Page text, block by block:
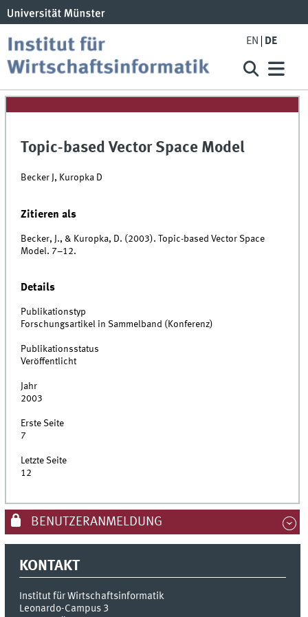
EN DE
Topic-based Vector Space Model
Becker J, Kuropka D
Zitieren als
Becker, J., & Kuropka, D. (2003). Topic-based Vector Space
Model. 7–12.
Details
Publikationstyp
Forschungsartikel in Sammelband (Konferenz)
Publikationsstatus
Veröffentlicht
Jahr
2003
Erste Seite
7
Letzte Seite
12
BENUTZERANMELDUNG
KONTAKT
Institut für Wirtschaftsinformatik
Leonardo-Campus 3